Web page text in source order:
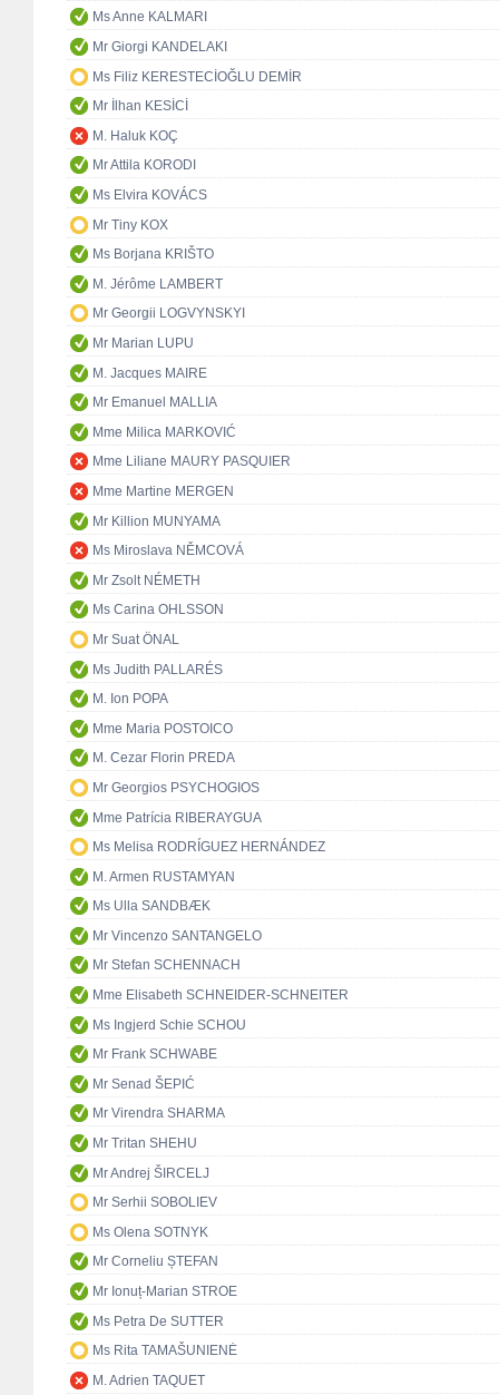
Ms Anne KALMARI
Mr Giorgi KANDELAKI
Ms Filiz KERESTECİOĞLU DEMİR
Mr İlhan KESİCİ
M. Haluk KOÇ
Mr Attila KORODI
Ms Elvira KOVÁCS
Mr Tiny KOX
Ms Borjana KRIŠTO
M. Jérôme LAMBERT
Mr Georgii LOGVYNSKYI
Mr Marian LUPU
M. Jacques MAIRE
Mr Emanuel MALLIA
Mme Milica MARKOVIĆ
Mme Liliane MAURY PASQUIER
Mme Martine MERGEN
Mr Killion MUNYAMA
Ms Miroslava NĚMCOVÁ
Mr Zsolt NÉMETH
Ms Carina OHLSSON
Mr Suat ÖNAL
Ms Judith PALLARÉS
M. Ion POPA
Mme Maria POSTOICO
M. Cezar Florin PREDA
Mr Georgios PSYCHOGIOS
Mme Patrícia RIBERAYGUA
Ms Melisa RODRÍGUEZ HERNÁNDEZ
M. Armen RUSTAMYAN
Ms Ulla SANDBÆK
Mr Vincenzo SANTANGELO
Mr Stefan SCHENNACH
Mme Elisabeth SCHNEIDER-SCHNEITER
Ms Ingjerd Schie SCHOU
Mr Frank SCHWABE
Mr Senad ŠEPIĆ
Mr Virendra SHARMA
Mr Tritan SHEHU
Mr Andrej ŠIRCELJ
Mr Serhii SOBOLIEV
Ms Olena SOTNYK
Mr Corneliu ȘTEFAN
Mr Ionuț-Marian STROE
Ms Petra De SUTTER
Ms Rita TAMAŠUNIENĖ
M. Adrien TAQUET